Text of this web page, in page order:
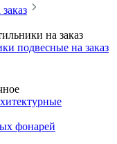
на заказ
подвесные на заказ
фонарей